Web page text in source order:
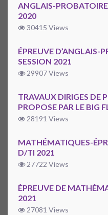
ANGLAIS-
2020
30415 Views
ÉPREUVE D’ANGLAIS-
SESSION 2021
29907 Views
TRAVAUX DIRIGES DE
PROPOSE PAR LE BIG
28191 Views
MATHÉMATIQUES-
D/TI 2021
27722 Views
ÉPREUVE DE
2021
27081 Views